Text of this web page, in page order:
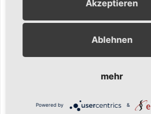
Juni 2017
Dezember 2014
Akzeptieren
Ablehnen
mehr
Powered by &